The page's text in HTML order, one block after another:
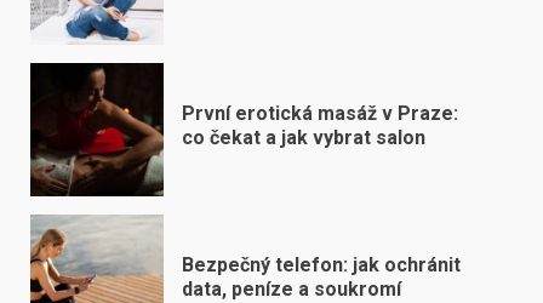
První erotická masáž v Praze:
co čekat a jak vybrat salon
Bezpečný telefon: jak ochránit
data, peníze a soukromí